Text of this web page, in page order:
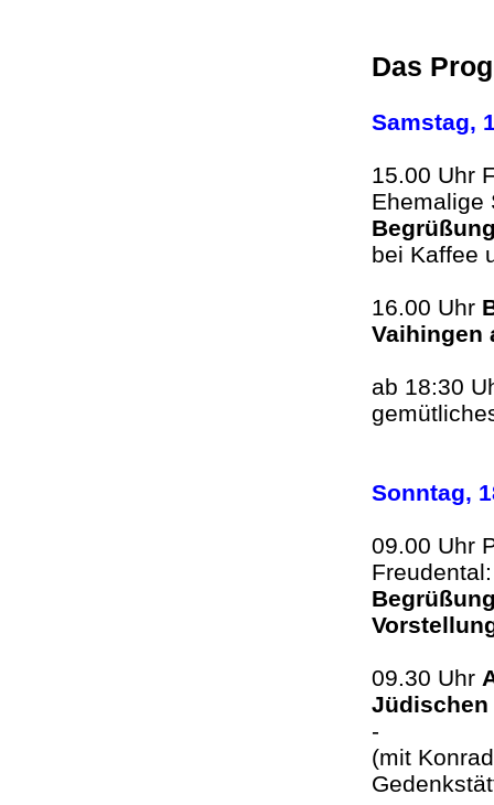
Das
Samstag,
15.00 Uhr
Ehemalige
bei Kaffee
16.00 Uhr
Vaihingen
ab 18:30
Sonntag,
09.00 Uhr
09.30 Uhr
-
(mit